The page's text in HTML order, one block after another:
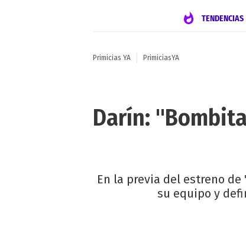
TENDENCIAS
Primicias YA PrimiciasYA
Darín:
En la previa del estreno
su equipo y